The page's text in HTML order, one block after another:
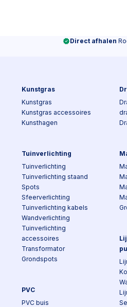
Direct afhalen
Kunstgras
Kunstgras
Kunstgras accessoires
Kunsthagen
Tuinverlichting
Tuinverlichting
Tuinverlichting staand
Spots
Sfeerverlichting
Tuinverlichting kabels
Wandverlichting
Tuinverlichting
accessoires
Transformator
Grondspots
PVC
PVC buis